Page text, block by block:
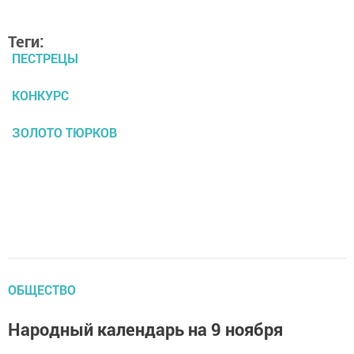
Теги:
ПЕСТРЕЦЫ
КОНКУРС
ЗОЛОТО ТЮРКОВ
ОБЩЕСТВО
Народный календарь на 9 ноября